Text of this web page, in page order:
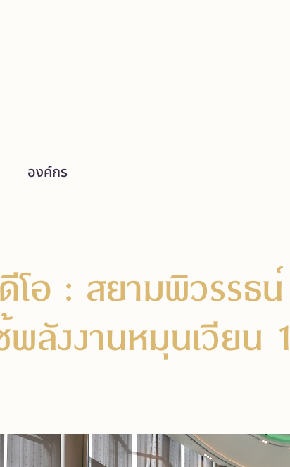
องค์กร
โอ : สยามพิวรรธ
พลังงานหมุนเวียน